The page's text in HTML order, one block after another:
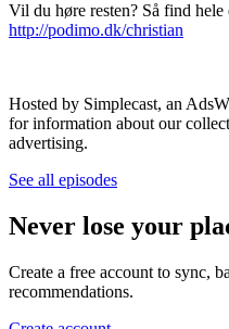
Vil du høre resten? Så find
http://podimo.dk/christian
Hosted by Simplecast, an
for information about our
advertising.
See all episodes
Never lose your
Create a free account to sync,
recommendations.